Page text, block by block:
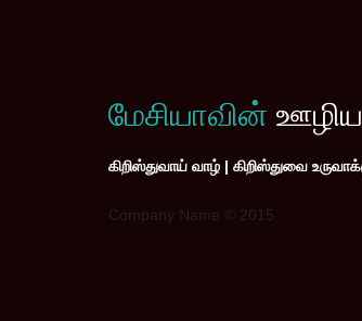
மேசியாவின்
கிறிஸ்துவாய் வாழ் | கிறிஸ்துவை
Company Name © 2015